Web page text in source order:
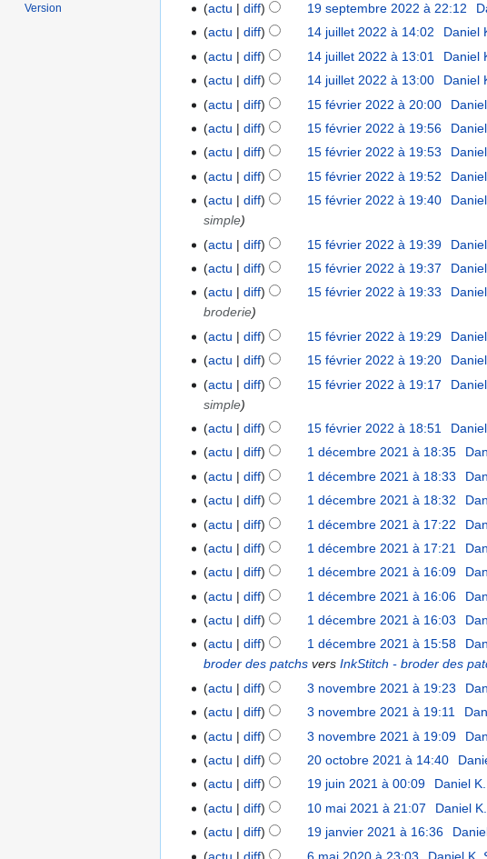
m
c
u
n
r
é
u
m
é
d
e
s
o
d
i
f
i
c
a
i
o
n
s
m
actu
diff 19 septembre 2022 à 22:12
A
c
u
n
r
é
u
m
é
d
e
s
m
d
i
f
i
c
a
i
o
n
s
actu diff 14 juillet 2022 à 14:02 Daniel
actu
diff 14 juillet 2022 à 13:01 Daniel
actu
diff 14 juillet 2022 à 13:00 Daniel
actu diff 15 février 2022 à 20:00
actu
diff 15 février 2022 à 19:56
actu
diff 15 février 2022 à 19:53
actu
diff 15 février 2022 à 19:52
actu
diff 15 février 2022 à 19:40
simple
actu
diff 15 février 2022 à 19:39
actu
diff 15 février 2022 à 19:37
actu
diff 15 février 2022 à 19:33
broderie
actu
diff 15 février 2022 à 19:29
actu
diff 15 février 2022 à 19:20
actu
diff 15 février 2022 à 19:17
simple
actu
diff 15 février 2022 à 18:51
m
actu diff 1 décembre 2021 à 18:35
actu
diff 1 décembre 2021 à 18:33
actu
diff 1 décembre 2021 à 18:32
actu
diff 1 décembre 2021 à 17:22
actu
diff 1 décembre 2021 à 17:21
actu
diff 1 décembre 2021 à 16:09
A
c
u
n
r
é
s
m
é
d
e
s
actu diff 1 décembre 2021 à 16:06
actu
diff 1 décembre 2021 à 16:03
actu
diff 1 décembre 2021 à 15:58
broder des patchs versInkStitch - broder des
m
actu diff 3 novembre 2021 à 19:23
actu
diff 3 novembre 2021 à 19:11
actu
diff 3 novembre 2021 à 19:09
actu diff 20 octobre 2021 à 14:40
actu diff 19 juin 2021 à 00:09 Daniel
actu diff 10 mai 2021 à 21:07 Daniel
actu diff 19 janvier 2021 à 16:36
actu diff 6 mai 2020 à 23:03 Daniel K.
Version